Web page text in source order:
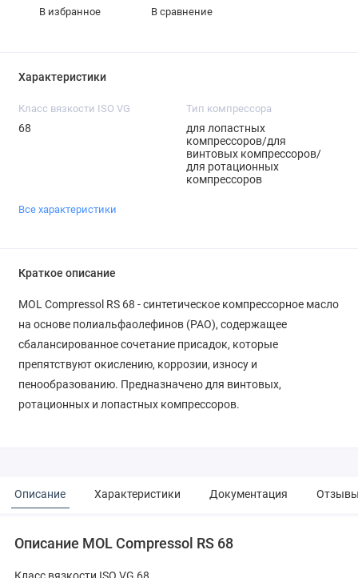
В избранное В сравнение
Характеристики
Класс вязкости ISO VG
68
Тип компрессора
для лопастных
компрессоров/для
винтовых компрессоров/
для ротационных
компрессоров
Все характеристики
Краткое описание
MOL Compressol RS 68 - синтетическое компрессорное масло
на основе полиальфаолефинов (PAO), содержащее
сбалансированное сочетание присадок, которые
препятствуют окислению, коррозии, износу и
пенообразованию. Предназначено для винтовых,
ротационных и лопастных компрессоров.
Описание Характеристики Документация
Описание MOL Compressol RS 68